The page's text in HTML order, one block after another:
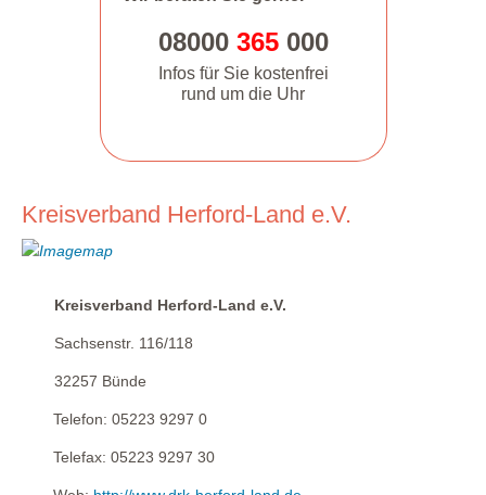
08000 365000
Infos für Sie kostenfrei
rund um die Uhr
Kreisverband Herford-Land e.V.
Kreisverband Herford-Land e.V.
Sachsenstr. 116/118
32257 Bünde
Telefon: 05223 9297 0
Telefax: 05223 9297 30